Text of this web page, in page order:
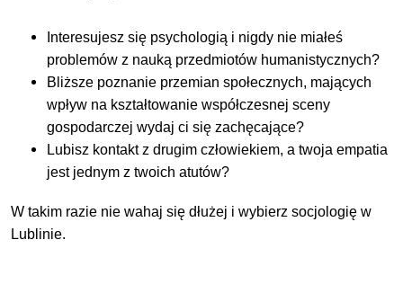
Interesujesz się psychologią i nigdy nie miałeś
problemów z nauką przedmiotów humanistycznych?
Bliższe poznanie przemian społecznych, mających
wpływ na kształtowanie współczesnej sceny
gospodarczej wydaj ci się zachęcające?
Lubisz kontakt z drugim człowiekiem, a twoja empatia
jest jednym z twoich atutów?
W takim razie nie wahaj się dłużej i wybierz socjologię w
Lublinie.